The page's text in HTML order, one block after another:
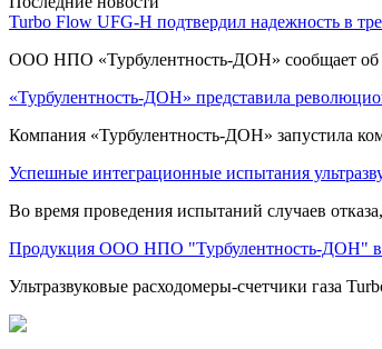
Turbo Flow UFG-H подтвердил надежность в
ООО НПО «Турбулентность-ДОН» сообщает
«Турбулентность-ДОН» представила
Компания «Турбулентность-ДОН» запустила
Успешные интеграционные испытания
Во время проведения испытаний случаев
Продукция ООО НПО "Турбулентность-ДОН"
Ультразвуковые расходомеры-счетчики газа